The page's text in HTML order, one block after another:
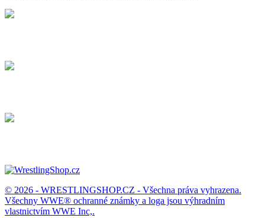
© 2026 - WRESTLINGSHOP.CZ - Všechna práva vyhrazena.
Všechny WWE® ochranné známky a loga jsou výhradním
vlastnictvím WWE Inc,.